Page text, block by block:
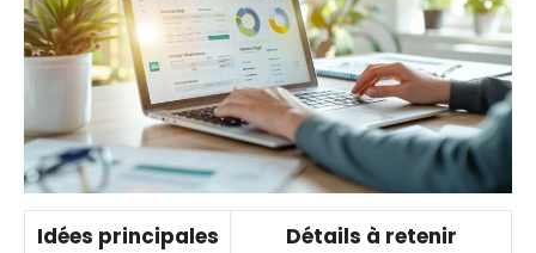
Idées principales
Détails à retenir